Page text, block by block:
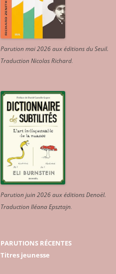
Parution mai 2026 aux éditions du Seuil.
Traduction Nicolas Richard.
Parution juin 2026 aux éditions Denoël.
Traduction Iléana Epsztajn.
PARUTIONS RÉCENTES
Titres jeunesse